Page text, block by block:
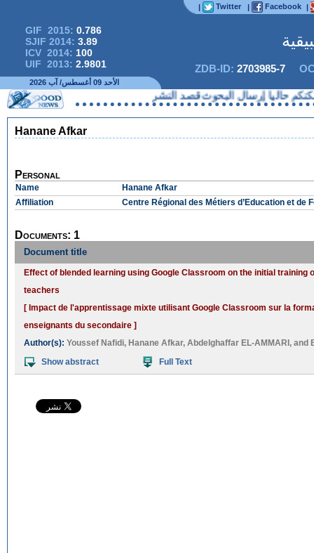
| Twitter | Facebook |
GIF 2015: 0.786
SJIF 2014: 3.89
ICV 2014: 100
UIF 2013: 2.9801 ZDB-ID: 2703985-7
الأحد 09 أغسطس/ آب 2026
حاليا إرسال البحوث قصد النشر
Hanane Afkar
Personal
Name
Hanane Afkar
Affiliation
Centre Régional des Métiers d’Education et de
Documents: 1
Document title
Effect of blended learning using Google Classroom on the initial training
teachers
[ Impact de l'apprentissage mixte utilisant Google Classroom sur la
enseignants du secondaire ]
Author(s): Youssef Nafidi, Hanane Afkar, Abdelghaffar EL-AMMARI , and
Show abstract
Full Text